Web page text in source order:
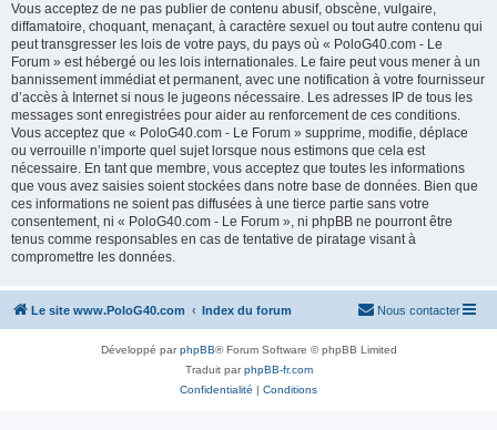
Vous acceptez de ne pas publier de contenu abusif, obscène, vulgaire,
diffamatoire, choquant, menaçant, à caractère sexuel ou tout autre contenu qui
peut transgresser les lois de votre pays, du pays où « PoloG40.com - Le
Forum » est hébergé ou les lois internationales. Le faire peut vous mener à un
bannissement immédiat et permanent, avec une notification à votre fournisseur
d’accès à Internet si nous le jugeons nécessaire. Les adresses IP de tous les
messages sont enregistrées pour aider au renforcement de ces conditions.
Vous acceptez que « PoloG40.com - Le Forum » supprime, modifie, déplace
ou verrouille n’importe quel sujet lorsque nous estimons que cela est
nécessaire. En tant que membre, vous acceptez que toutes les informations
que vous avez saisies soient stockées dans notre base de données. Bien que
ces informations ne soient pas diffusées à une tierce partie sans votre
consentement, ni « PoloG40.com - Le Forum », ni phpBB ne pourront être
tenus comme responsables en cas de tentative de piratage visant à
compromettre les données.
Le site www.PoloG40.com Index du forum Nous contacter
Développé parphpBB® Forum Software © phpBB Limited
Traduit parphpBB-fr.com
Confidentialité | Conditions